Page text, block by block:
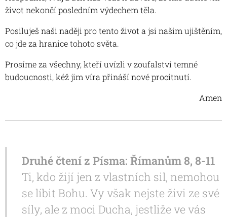
život nekončí posledním výdechem těla.
Posiluješ naši naději pro tento život a jsi našim ujištěním,
co jde za hranice tohoto světa.
Prosíme za všechny, kteří uvízli v zoufalství temné
budoucnosti, kéž jim víra přináší nové procitnutí.
Amen
Druhé čtení z Písma: Římanům 8, 8-11
Ti, kdo žijí jen z vlastních sil, nemohou
se líbit Bohu. Vy však nejste živi ze své
síly, ale z moci Ducha, jestliže ve vás